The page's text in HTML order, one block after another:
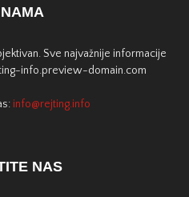
Sve najvažnije informacije
info.preview-domain.com
info@rejting.info
NAS